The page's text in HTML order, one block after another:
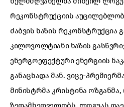
რეკონსტრუქციის
ძაბვის ხაზის რეკონსტრუქცია
კილოვოლტიანი ხაზის
ენერგოეფექტური ენერგიის
განაცხადა მან. ვიცე-
მინისტრმა კრისტინა